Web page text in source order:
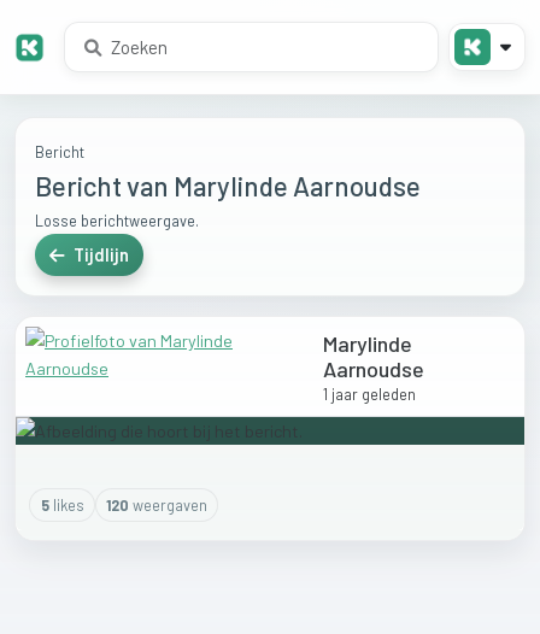
Bericht
Bericht van Marylinde Aarnoudse
Losse berichtweergave.
Tijdlijn
Marylinde
Aarnoudse
1 jaar geleden
5likes 120 weergaven